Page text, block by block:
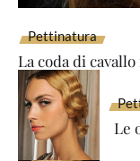
Pettinatura
La coda di
Le